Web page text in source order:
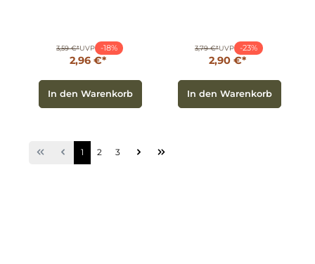
3,59 €*UVP -18%
2,96 €*
In den Warenkorb
3,79 €*UVP -23%
2,90 €*
In den Warenkorb
1 2 3